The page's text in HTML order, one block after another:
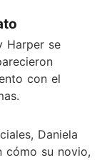
Harper se
con el
Daniela
cómo su novio,